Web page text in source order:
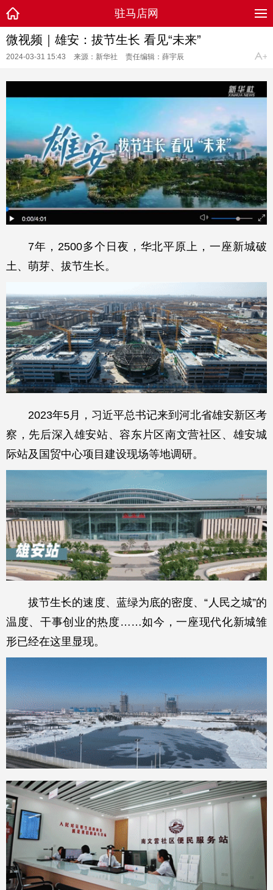
驻马店网
微视频｜雄安：拔节生长 看见“未来”
2024-03-31 15:43 来源：新华社 责任编辑：薛宇辰
7年，2500多个日夜，华北平原上，一座新城破
土、萌芽、拔节生长。
2023年5月，习近平总书记来到河北省雄安新区考
察，先后深入雄安站、容东片区南文营社区、雄安城
际站及国贸中心项目建设现场等地调研。
拔节生长的速度、蓝绿为底的密度、“人民之城”的
温度、干事创业的热度……如今，一座现代化新城雏
形已经在这里显现。